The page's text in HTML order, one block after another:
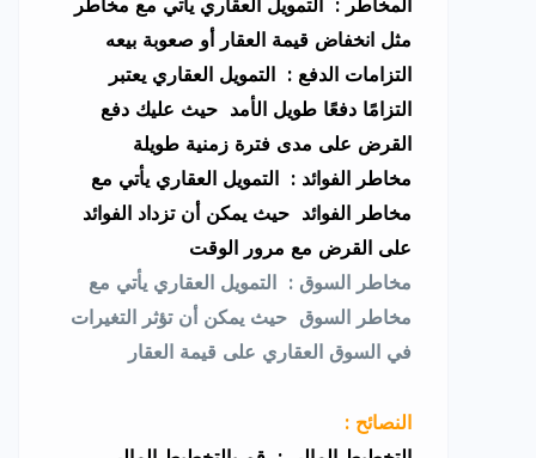
مثل انخفاض قيمة العقار أو صعوبة بيعه
التزامًا دفعًا طويل الأمد حيث عليك دفع
القرض على مدى فترة زمنية طويلة
مخاطر الفوائد حيث يمكن أن تزداد الفوائد
على القرض مع مرور الوقت
مخاطر السوق حيث يمكن أن تؤثر التغيرات
في السوق العقاري على قيمة العقار
: النصائح